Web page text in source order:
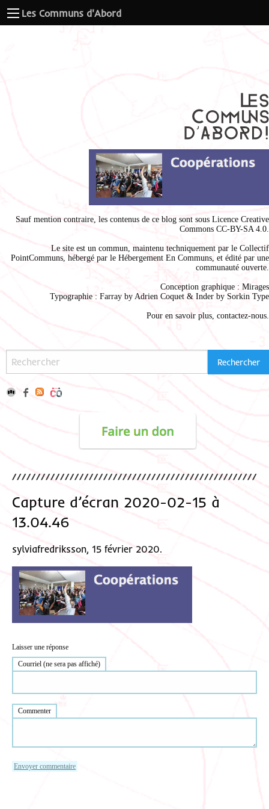
Les Communs d'Abord
Sauf mention contraire, les contenus de ce blog sont sous Licence Creative
Commons CC-BY-SA 4.0.
Le site est un commun, maintenu techniquement par le Collectif
PointCommuns, hébergé par le Hébergement En Communs, et édité par une
communauté ouverte.
Conception graphique : Mirages
Typographie : Farray by Adrien Coquet & Inder by Sorkin Type
Pour en savoir plus, contactez-nous.
Capture d’écran 2020-02-15 à
13.04.46
sylviafredriksson, 15 février 2020.
Laisser une réponse
Courriel (ne sera pas affiché)
Commenter